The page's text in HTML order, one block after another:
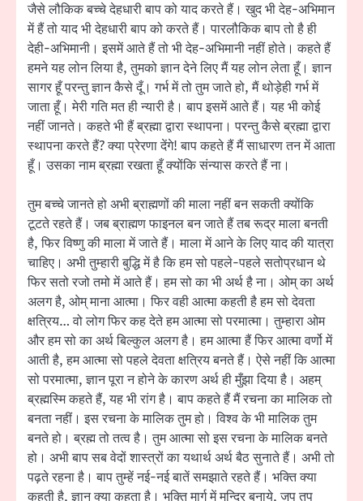
जैसे लौकिक बच्चे देहधारी बाप को याद करते हैं। खुद भी देह-अभिमान
में हैं तो याद भी देहधारी बाप को करते हैं। पारलौकिक बाप तो है ही
देही-अभिमानी। इसमें आते हैं तो भी देह-अभिमानी नहीं होते। कहते हैं
हमने यह लोन लिया है, तुमको ज्ञान देने लिए मैं यह लोन लेता हूँ। ज्ञान
सागर हूँ परन्तु ज्ञान कैसे दूँ। गर्भ में तो तुम जाते हो, मैं थोड़ेही गर्भ में
जाता हूँ। मेरी गति मत ही न्यारी है। बाप इसमें आते हैं। यह भी कोई
नहीं जानते। कहते भी हैं ब्रह्मा द्वारा स्थापना। परन्तु कैसे ब्रह्मा द्वारा
स्थापना करते हैं? क्या प्रेरणा देंगे! बाप कहते हैं मैं साधारण तन में आता
हूँ। उसका नाम ब्रह्मा रखता हूँ क्योंकि संन्यास करते हैं ना।
तुम बच्चे जानते हो अभी ब्राह्मणों की माला नहीं बन सकती क्योंकि
टूटते रहते हैं। जब ब्राह्मण फाइनल बन जाते हैं तब रूद्र माला बनती
है, फिर विष्णु की माला में जाते हैं। माला में आने के लिए याद की यात्रा
चाहिए। अभी तुम्हारी बुद्धि में है कि हम सो पहले-पहले सतोप्रधान थे
फिर सतो रजो तमो में आते हैं। हम सो का भी अर्थ है ना। ओम् का अर्थ
अलग है, ओम् माना आत्मा। फिर वही आत्मा कहती है हम सो देवता
क्षत्रिय… वो लोग फिर कह देते हम आत्मा सो परमात्मा। तुम्हारा ओम
और हम सो का अर्थ बिल्कुल अलग है। हम आत्मा हैं फिर आत्मा वर्णो में
आती है, हम आत्मा सो पहले देवता क्षत्रिय बनते हैं। ऐसे नहीं कि आत्मा
सो परमात्मा, ज्ञान पूरा न होने के कारण अर्थ ही मुँझा दिया है। अहम्
ब्रह्मस्मि कहते हैं, यह भी रांग है। बाप कहते हैं मैं रचना का मालिक तो
बनता नहीं। इस रचना के मालिक तुम हो। विश्व के भी मालिक तुम
बनते हो। ब्रह्म तो तत्व है। तुम आत्मा सो इस रचना के मालिक बनते
हो। अभी बाप सब वेदों शास्त्रों का यथार्थ अर्थ बैठ सुनाते हैं। अभी तो
पढ़ते रहना है। बाप तुम्हें नई-नई बातें समझाते रहते हैं। भक्ति क्या
कहती है, ज्ञान क्या कहता है। भक्ति मार्ग में मन्दिर बनाये, जप तप